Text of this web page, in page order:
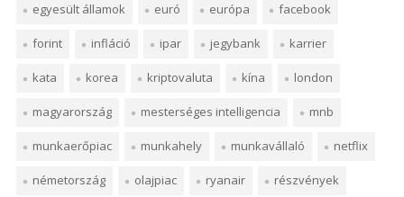
egyesült államok euró európa facebook
forint infláció ipar jegybank karrier
kata korea kriptovaluta kína london
magyarország mesterséges intelligencia mnb
munkaerőpiac munkahely munkavállaló netflix
németország olajpiac ryanair részvények